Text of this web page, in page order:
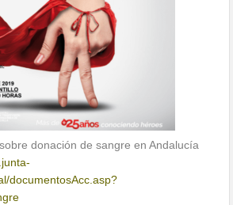
donación de sangre en Andalucía
documentosAcc.asp?